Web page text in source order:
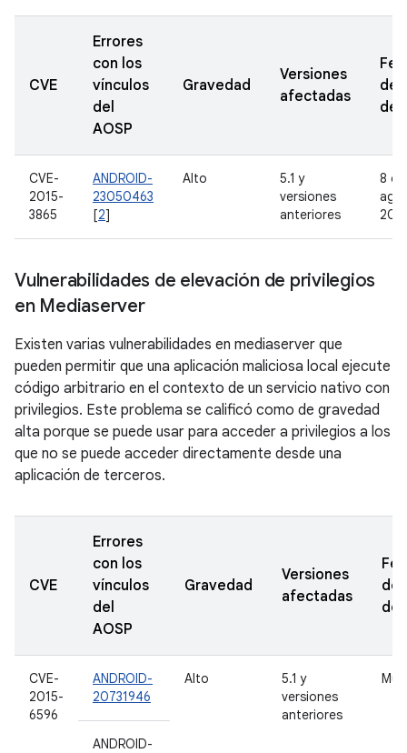
CVE
Errores
con los
vínculos
del
AOSP
Gravedad
Versiones
afectadas
de
CVE-
2015-
3865
ANDROID-
23050463
[2]
Alto
5.1 y
versiones
anteriores
8 de
Vulnerabilidades de elevación de privilegios
en Mediaserver
Existen varias vulnerabilidades en mediaserver que
pueden permitir que una aplicación maliciosa local ejecute
código arbitrario en el contexto de un servicio nativo con
privilegios. Este problema se calificó como de gravedad
alta porque se puede usar para acceder a privilegios a los
que no se puede acceder directamente desde una
aplicación de terceros.
CVE
Errores
con los
vínculos
del
AOSP
Gravedad
Versiones
afectadas
de
CVE-
2015-
6596
ANDROID-
20731946
Alto
5.1 y
versiones
anteriores
ANDROID-